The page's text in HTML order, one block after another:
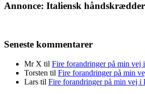
Annonce: Italiensk
Seneste kommentarer
Mr X til Fire forandringer på min vej
Torsten til Fire forandringer på min
Lars til Fire forandringer på min vej i